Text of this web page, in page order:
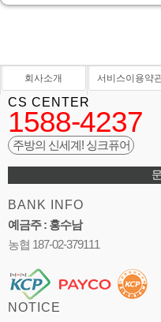
회사소개 서비스이용약
CS CENTER
1588-4237
주방의 신세계! 싱크퓨어
BANK INFO
예금주 : 홍수남
농협 187-02-379111
NOTICE